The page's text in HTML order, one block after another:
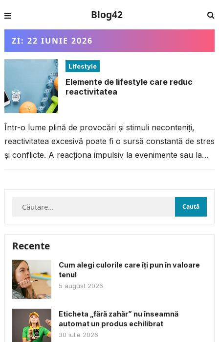
Blog42
ZI: 22 IUNIE 2026
Lifestyle
Elemente de lifestyle care reduc
reactivitatea
Într-o lume plină de provocări și stimuli neconteniți,
reactivitatea excesivă poate fi o sursă constantă de stres
și conflicte. A reacționa impulsiv la evenimente sau la
Caută
Recente
Cum alegi culorile care îți pun în valoare
tenul
5 august 2026
Eticheta „fără zahăr” nu înseamnă
automat un produs echilibrat
30 iulie 2026